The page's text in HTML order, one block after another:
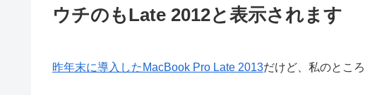
ウチのもLate 2012と表示されます
昨年末に導入したMacBook Pro Late 2013だけど、私のとこ